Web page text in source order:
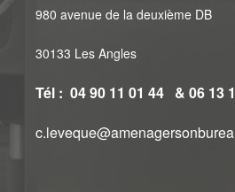
980 avenue de la deuxième DB
30133 Les Angles
Tél : 04 90 11 01 44 & 06 13